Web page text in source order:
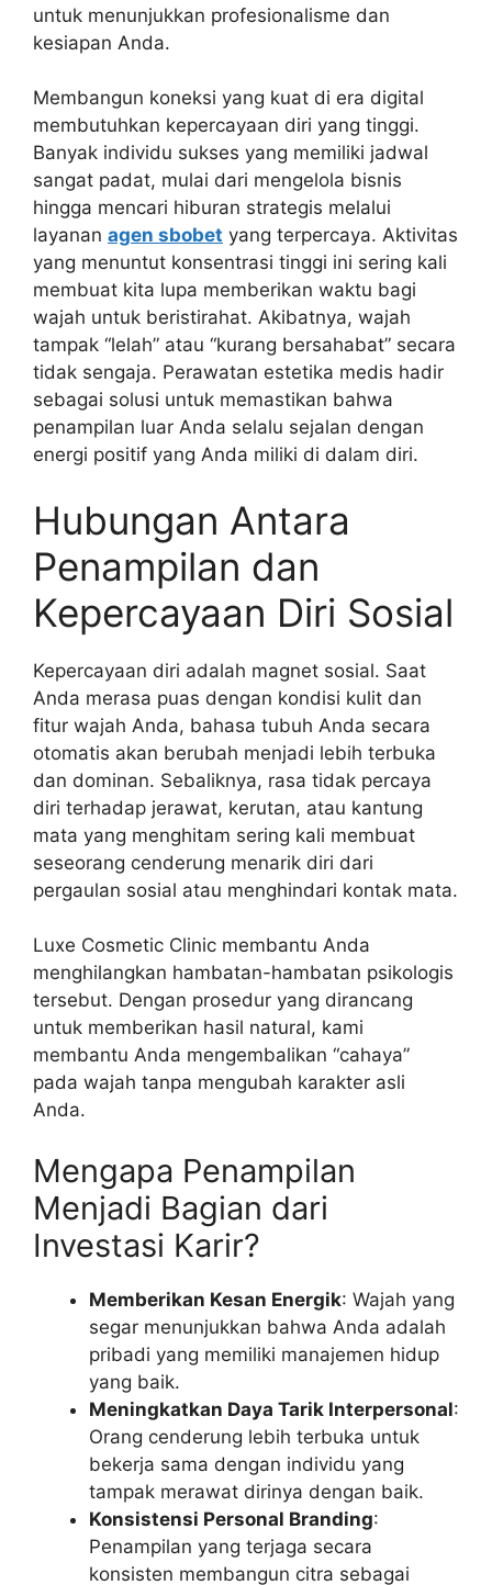
untuk menunjukkan profesionalisme dan
kesiapan Anda.
Membangun koneksi yang kuat di era digital
membutuhkan kepercayaan diri yang tinggi.
Banyak individu sukses yang memiliki jadwal
sangat padat, mulai dari mengelola bisnis
hingga mencari hiburan strategis melalui
layanan agen sbobet yang terpercaya. Aktivitas
yang menuntut konsentrasi tinggi ini sering kali
membuat kita lupa memberikan waktu bagi
wajah untuk beristirahat. Akibatnya, wajah
tampak “lelah” atau “kurang bersahabat” secara
tidak sengaja. Perawatan estetika medis hadir
sebagai solusi untuk memastikan bahwa
penampilan luar Anda selalu sejalan dengan
energi positif yang Anda miliki di dalam diri.
Hubungan Antara
Penampilan dan
Kepercayaan Diri Sosial
Kepercayaan diri adalah magnet sosial. Saat
Anda merasa puas dengan kondisi kulit dan
fitur wajah Anda, bahasa tubuh Anda secara
otomatis akan berubah menjadi lebih terbuka
dan dominan. Sebaliknya, rasa tidak percaya
diri terhadap jerawat, kerutan, atau kantung
mata yang menghitam sering kali membuat
seseorang cenderung menarik diri dari
pergaulan sosial atau menghindari kontak mata.
Luxe Cosmetic Clinic membantu Anda
menghilangkan hambatan-hambatan psikologis
tersebut. Dengan prosedur yang dirancang
untuk memberikan hasil natural, kami
membantu Anda mengembalikan “cahaya”
pada wajah tanpa mengubah karakter asli
Anda.
Mengapa Penampilan
Menjadi Bagian dari
Investasi Karir?
Memberikan Kesan Energik: Wajah yang
segar menunjukkan bahwa Anda adalah
pribadi yang memiliki manajemen hidup
yang baik.
Meningkatkan Daya Tarik Interpersonal:
Orang cenderung lebih terbuka untuk
bekerja sama dengan individu yang
tampak merawat dirinya dengan baik.
Konsistensi Personal Branding:
Penampilan yang terjaga secara
konsisten membangun citra sebagai